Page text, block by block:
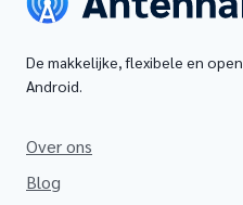
De makkelijke, flexibele en
Android.
Over ons
Blog